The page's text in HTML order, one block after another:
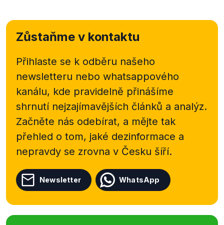
Zůstaňme v kontaktu
Přihlaste se k odběru našeho
newsletteru nebo whatsappového
kanálu, kde pravidelně přinášíme
shrnutí nejzajímavějších článků a analýz.
Začněte nás odebírat, a mějte tak
přehled o tom, jaké dezinformace a
nepravdy se zrovna v Česku šíří.
Newsletter WhatsApp